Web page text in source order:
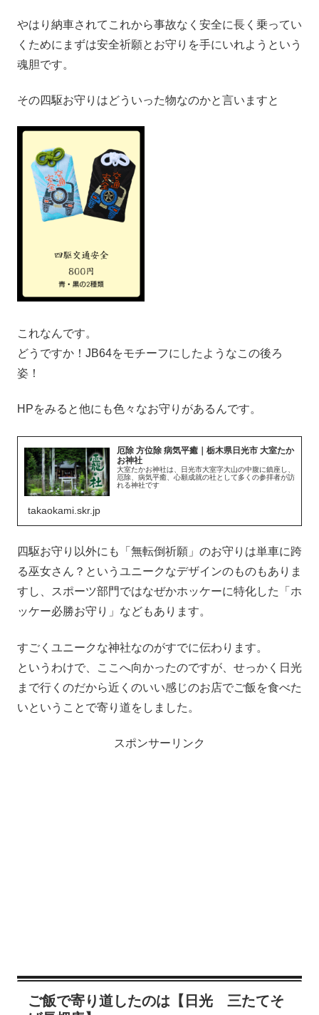
やはり納車されてこれから事故なく安全に長く乗ってい
くためにまずは安全祈願とお守りを手にいれようという
魂胆です。
その四駆お守りはどういった物なのかと言いますと
これなんです。
どうですか！JB64をモチーフにしたようなこの後ろ
姿！
HPをみると他にも色々なお守りがあるんです。
厄除 方位除 病気平癒｜栃木県日光市 大室たか
お神社
大室たかお神社は、日光市大室字大山の中腹に鎮座し、
厄除、病気平癒、心願成就の社として多くの参拝者が訪
れる神社です
takaokami.skr.jp
四駆お守り以外にも「無転倒祈願」のお守りは単車に跨
る巫女さん？というユニークなデザインのものもありま
すし、スポーツ部門ではなぜかホッケーに特化した「ホ
ッケー必勝お守り」などもあります。
すごくユニークな神社なのがすでに伝わります。
というわけで、ここへ向かったのですが、せっかく日光
まで行くのだから近くのいい感じのお店でご飯を食べた
いということで寄り道をしました。
スポンサーリンク
ご飯で寄り道したのは【日光 三たてそ